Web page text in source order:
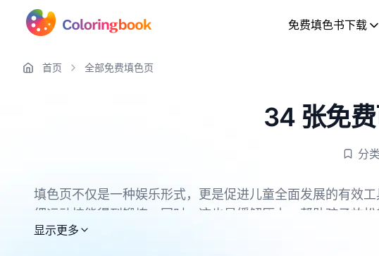
免费填色书下载
首页 全部免费填色页
34 张免
分
填色页不仅是一种娱乐形式，更是促进儿童全面发展的有效
细运动技能得到锻炼。同时，这也是缓解压力、帮助孩子放
压力的好方式。此外，填色可以成为家庭成员共度美好时光、
所有 辛普森一家 填色页均可免费下载，支持 PDF 和 PNG。
显示更多